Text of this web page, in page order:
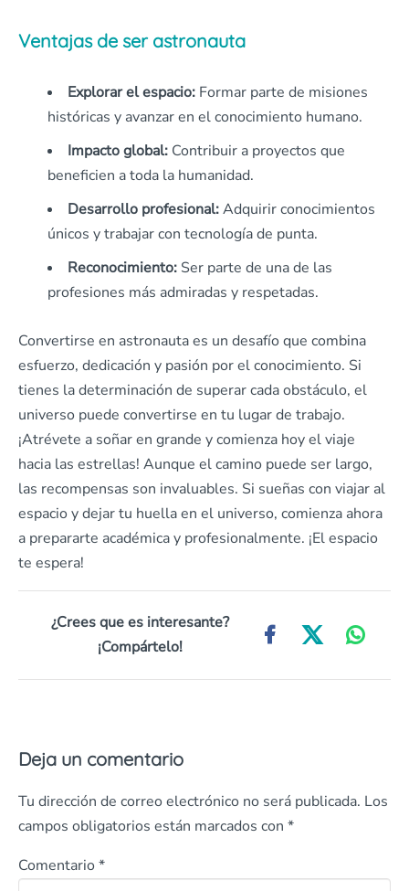
Ventajas de ser astronauta
Explorar el espacio: Formar parte de misiones
históricas y avanzar en el conocimiento humano.
Impacto global: Contribuir a proyectos que
beneficien a toda la humanidad.
Desarrollo profesional:Adquirir conocimientos
únicos y trabajar con tecnología de punta.
Reconocimiento: Ser parte de una de las
profesiones más admiradas y respetadas.
Convertirse en astronauta es un desafío que combina
esfuerzo, dedicación y pasión por el conocimiento. Si
tienes la determinación de superar cada obstáculo, el
universo puede convertirse en tu lugar de trabajo.
¡Atrévete a soñar en grande y comienza hoy el viaje
hacia las estrellas! Aunque el camino puede ser largo,
las recompensas son invaluables. Si sueñas con viajar al
espacio y dejar tu huella en el universo, comienza ahora
a prepararte académica y profesionalmente. ¡El espacio
te espera!
¿Crees que es interesante?
¡Compártelo!
Deja un comentario
Tu dirección de correo electrónico no será publicada. Los
campos obligatorios están marcados con *
Comentario *